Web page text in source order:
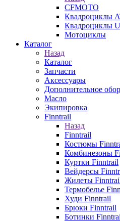
CFMOTO
Квадроциклы
Квадроциклы
Мотоциклы
Каталог
Назад
Каталог
Запчасти
Аксессуары
Дополнительное
Масло
Экипировка
Finntrail
Назад
Finntrail
Костюмы
Комбинезоны
Куртки Finntrail
Вейдерсы
Жилеты
Термобелье
Худи Finntrail
Брюки Finntrail
Ботинки